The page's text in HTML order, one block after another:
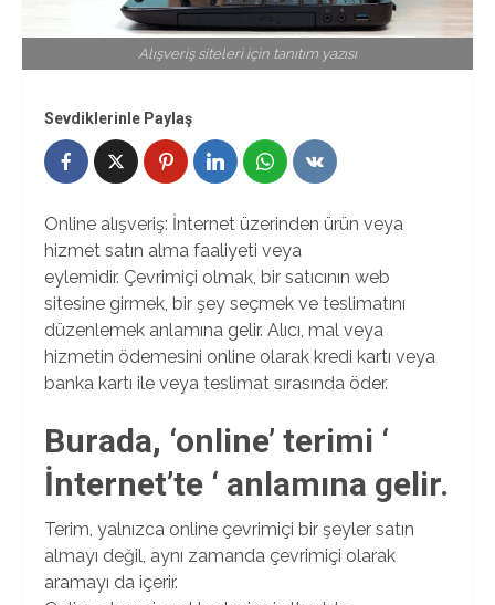
Alışveriş siteleri için tanıtım yazısı
Sevdiklerinle Paylaş
Online alışveriş: İnternet üzerinden ürün veya
hizmet satın alma faaliyeti veya
eylemidir. Çevrimiçi olmak, bir satıcının web
sitesine girmek, bir şey seçmek ve teslimatını
düzenlemek anlamına gelir. Alıcı, mal veya
hizmetin ödemesini online olarak kredi kartı veya
banka kartı ile veya teslimat sırasında öder.
Burada, ‘online’ terimi ‘
İnternet’te ‘ anlamına gelir.
Terim, yalnızca online çevrimiçi bir şeyler satın
almayı değil, aynı zamanda çevrimiçi olarak
aramayı da içerir.